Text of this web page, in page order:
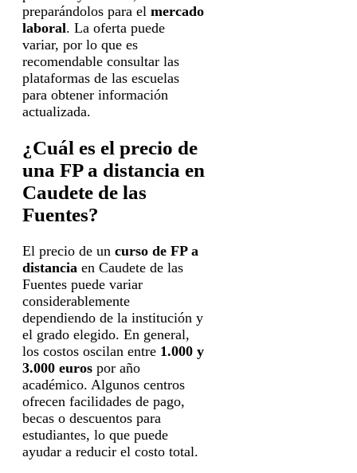
preparándolos para el mercado
laboral. La oferta puede
variar, por lo que es
recomendable consultar las
plataformas de las escuelas
para obtener información
actualizada.
¿Cuál es el precio de
una FP a distancia en
Caudete de las
Fuentes?
El precio de un curso de FP a
distancia en Caudete de las
Fuentes puede variar
considerablemente
dependiendo de la institución y
el grado elegido. En general,
los costos oscilan entre 1.000 y
3.000 euros por año
académico. Algunos centros
ofrecen facilidades de pago,
becas o descuentos para
estudiantes, lo que puede
ayudar a reducir el costo total.